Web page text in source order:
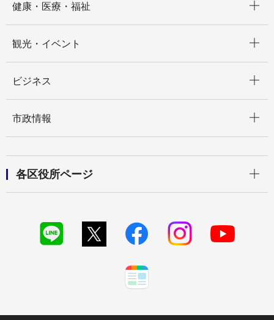
健康・医療・福祉
観光・イベント
ビジネス
市政情報
各区役所ページ